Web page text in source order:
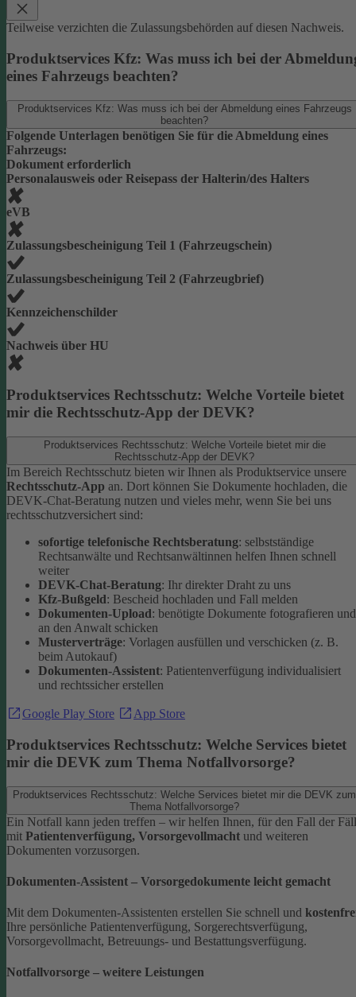
Teilweise verzichten die Zulassungsbehörden auf diesen Nachweis.
Produktservices Kfz: Was muss ich bei der
eines Fahrzeugs beachten?
Produktservices Kfz: Was muss ich bei der Abmeldung eines Fahrzeugs
beachten?
Folgende Unterlagen benötigen Sie für die Abmeldung eines
Fahrzeugs:
Dokument erforderlich
Personalausweis oder Reisepass der Halterin/des Halters
eVB
Zulassungsbescheinigung Teil 1 (Fahrzeugschein)
Zulassungsbescheinigung Teil 2 (Fahrzeugbrief)
Kennzeichenschilder
Nachweis über HU
Produktservices Rechtsschutz: Welche Vorteile bietet
mir die Rechtsschutz-App der DEVK?
Produktservices Rechtsschutz: Welche Vorteile bietet mir die
Rechtsschutz-App der DEVK?
Im Bereich Rechtsschutz bieten wir Ihnen als Produktservice unsere
Rechtsschutz-App an. Dort können Sie Dokumente hochladen, die
DEVK-Chat-Beratung nutzen und vieles mehr, wenn Sie bei uns
rechtsschutzversichert sind:
sofortige telefonische Rechtsberatung: selbstständige
Rechtsanwälte und Rechtsanwältinnen helfen Ihnen schnell
weiter
DEVK-Chat-Beratung: Ihr direkter Draht zu uns
Kfz-Bußgeld: Bescheid hochladen und Fall melden
Dokumenten-Upload: benötigte Dokumente fotografieren und
an den Anwalt schicken
Musterverträge: Vorlagen ausfüllen und verschicken (z. B.
beim Autokauf)
Dokumenten-Assistent: Patientenverfügung individualisiert
und rechtssicher erstellen
Google Play Store App Store
Produktservices Rechtsschutz: Welche Services bietet
mir die DEVK zum Thema Notfallvorsorge?
Produktservices Rechtsschutz: Welche Services bietet mir die DEVK zum
Thema Notfallvorsorge?
Ein Notfall kann jeden treffen – wir helfen Ihnen, für den Fall der
mit Patientenverfügung, Vorsorgevollmacht und weiteren
Dokumenten vorzusorgen.
Dokumenten-Assistent – Vorsorgedokumente leicht gemacht
Mit dem Dokumenten-Assistenten erstellen Sie schnell und
Ihre persönliche Patientenverfügung, Sorgerechtsverfügung,
Vorsorgevollmacht, Betreuungs- und Bestattungsverfügung.
Notfallvorsorge – weitere Leistungen